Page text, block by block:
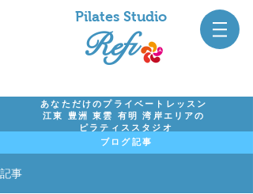
Pilates Studio
Refi
あなただけのプライベートレッスン
江東 豊洲 東雲 有明 湾岸エリアの
ピラティススタジオ
ブログ記事
記事